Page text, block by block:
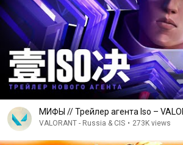
МИФЫ // Трейлер агента Iso –
VALORANT - Russia & CIS • 273K views